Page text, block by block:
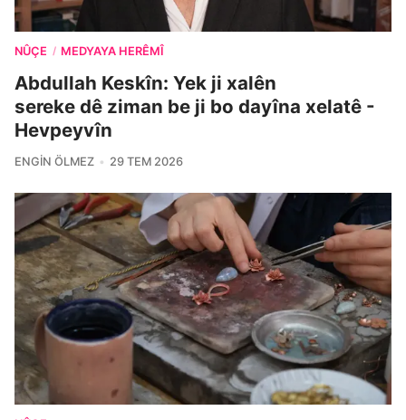
NÛÇE / MEDYAYA HERÊMÎ
Abdullah Keskîn: Yek ji xalên
sereke dê ziman be ji bo dayîna xelatê -
Hevpeyvîn
ENGIN ÖLMEZ 29 TEM 2026